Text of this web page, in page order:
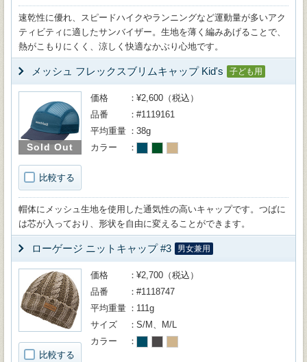
速乾性に優れ、スピードハイクやランニングなど運動量が多いアク
ティビティに適したサンバイザー。生地を薄く編みあげることで、
熱がこもりにくく、涼しく快適なかぶり心地です。
メッシュ フレックスブリムキャップ Kid's 子ども用
Sold Out
比較する
価格
¥2,600（税込）
品番
#1119161
平均重量
38g
カラー
帽体にメッシュ生地を使用した通気性の高いキャップです。つばに
は芯が入っており、形状を自由に変えることができます。
ローゲージ ニットキャップ #3 男女兼用
比較する
価格
¥2,700（税込）
品番
#1118747
平均重量
111g
サイズ
S/M、M/L
カラー